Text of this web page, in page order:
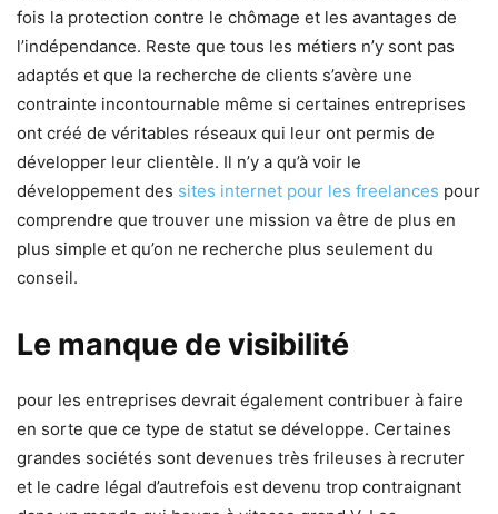
fois la protection contre le chômage et les avantages de
l’indépendance. Reste que tous les métiers n’y sont pas
adaptés et que la recherche de clients s’avère une
contrainte incontournable même si certaines entreprises
ont créé de véritables réseaux qui leur ont permis de
développer leur clientèle. Il n’y a qu’à voir le
développement des sites internet pour les freelances pour
comprendre que trouver une mission va être de plus en
plus simple et qu’on ne recherche plus seulement du
conseil.
Le manque de visibilité
pour les entreprises devrait également contribuer à faire
en sorte que ce type de statut se développe. Certaines
grandes sociétés sont devenues très frileuses à recruter
et le cadre légal d’autrefois est devenu trop contraignant